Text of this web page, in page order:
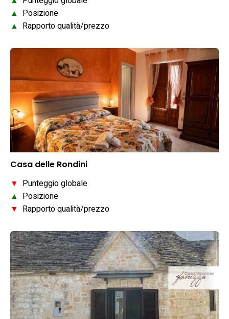
▲ Posizione
▲ Rapporto qualità/prezzo
Casa delle Rondini
▼ Punteggio globale
▲ Posizione
▼ Rapporto qualità/prezzo